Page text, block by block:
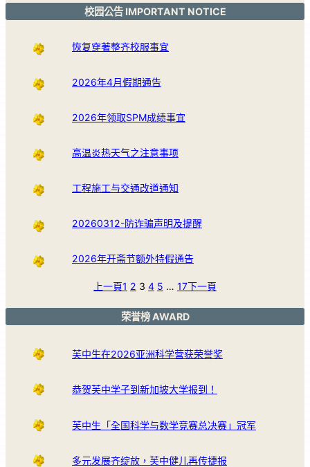
校园公告 IMPORTANT NOTICE
恢复穿著整齐校服事宜
2026年4月假期通告
2026年领取SPM成绩事宜
高温炎热天气之注意事项
工程施工与交通改道通知
20260312-防诈骗声明及提醒
2026年开斋节额外特假通告
上一頁1 2 3 4 5 … 17下一頁
荣誉榜 AWARD
芙中生在2026亚洲科学营获荣誉奖
恭贺芙中学子到新加坡大学报到！
芙中生「全国科学与数学竞赛总决赛」冠军
多元发展齐绽放，芙中健儿再传捷报